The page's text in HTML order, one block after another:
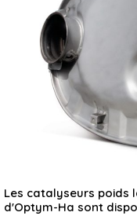
Les catalyseurs poids
d'Optym-Ha sont